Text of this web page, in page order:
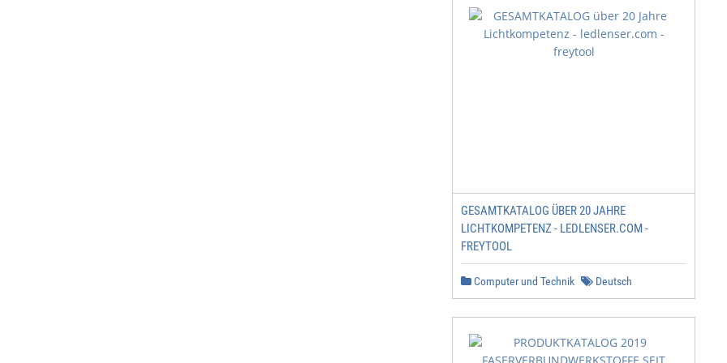
Gebrauchsbeanspruchung unterliegen.                         130750 - 003          10x 8cm Serie 750, Weiß-Grau-Töne
                                                                                                                                                                                                                                                                                                                                                                  *Artikelnummer mit gewünschter Farbtonnummer (Seite 38/39) ergänzen.
                                                                                                                                                                                                                                                                                                      Eigenschaften
                                                                                                                                                                                                                                                                                                      Einfache und schnelle Verarbeitung. Gut überlackierbar
                                                                                                                                                                                                                                                                                                      und somit einfach zu versiegeln. Schmelzpunkt bei 60°C.

                                                                                                                                                                                                                                            DUO ROYAL

                                                                                                                                                                                                                                                                                                                                                                                                                                60°
                                                                                                                                                                                                                                                                                                      Einsatzbereiche                                             Art.-Nr.		 Produktbezeichnung
                                                                                                                                                                                                                                                                                                      Zum Befüllen feinster Kratzer in Dekor-Oberflächen. Zur     131004 .... - 045 10x 4cm, Standardton nach Wahl*
                                                                                                                                                                                                                                                                                                      schnellen Befüllung von kleinen (Nagel-)Löchern, zum        131772 - 045      10x 4cm, Serie 772, Holztöne
                                                                                                                                                                                                                                                                                                      Einfärben und wieder Auffüllen abgeschabter, gebeizter      *Artikelnummer mit gewünschter Farbtonnummer (Seite 38/39) ergänzen.
                                                                                                                                                                                                                                                                                                      Kanten an Möbeln. Einreiben und mit dem Füllstoff-Hobel
                                                                                                                                                                                                                                                                                                      plan arbeiten. Für den Innenbereich und Oberflächen, die
                                                                                                                                                                                                                                                                                                      keiner Gebrauchsbeanspruchung unterliegen.

                                                                                                                                                                                                                                                                                                      Eigenschaften
GESAMTKATALOG ÜBER 20 JAHRE
LICHTKOMPETENZ - LEDLENSER.COM -
FREYTOOL
Computer und Technik Deutsch